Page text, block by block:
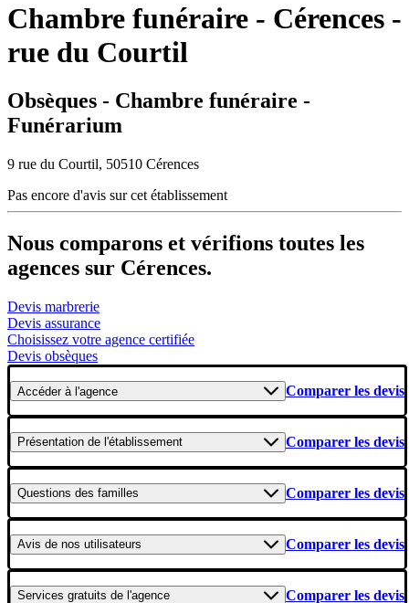
Chambre funéraire - Cérences -
rue du Courtil
Obsèques - Chambre funéraire -
Funérarium
9 rue du Courtil, 50510 Cérences
Pas encore d'avis sur cet établissement
Nous comparons et vérifions toutes les
agences sur Cérences.
Devis marbrerie
Devis assurance
Choisissez votre agence certifiée
Devis obsèques
Accéderà l'agence Comparer les devis
Présentation de l'établissement Comparer les devis
Questions des familles Comparer les devis
Avis de nos utilisateurs Comparer les devis
Services gratuits de l'agence Comparer les devis